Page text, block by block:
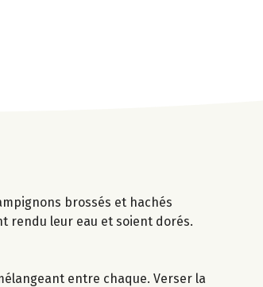
brossés et hachés
rendu leur eau et soient dorés.
entre chaque. Verser la